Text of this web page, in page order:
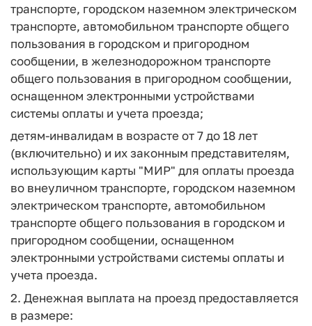
транспорте, городском наземном электрическом
транспорте, автомобильном транспорте общего
пользования в городском и пригородном
сообщении, в железнодорожном транспорте
общего пользования в пригородном сообщении,
оснащенном электронными устройствами
системы оплаты и учета проезда;
детям-инвалидам в возрасте от 7 до 18 лет
(включительно) и их законным представителям,
использующим карты "МИР" для оплаты проезда
во внеуличном транспорте, городском наземном
электрическом транспорте, автомобильном
транспорте общего пользования в городском и
пригородном сообщении, оснащенном
электронными устройствами системы оплаты и
учета проезда.
2. Денежная выплата на проезд предоставляется
в размере: